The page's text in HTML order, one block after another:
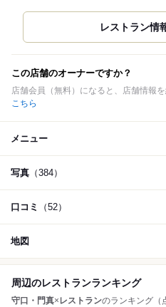
この店舗のオーナーですか？
店舗会員（無料）になると、店舗情報
こちら
メニュー
写真 （384）
口コミ （52）
地図
周辺のレストランランキング
守口・門真× レストランのランキング（